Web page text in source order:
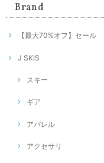
Brand
【最大70%オフ】セール
J SKIS
スキー
ギア
アパレル
アクセサリ